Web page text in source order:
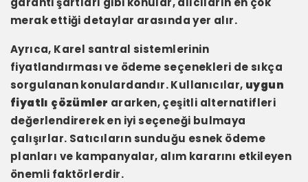
merak ettiği detaylar arasında yer alır.
Ayrıca, Karel santral sistemlerinin
fiyatlandırması ve ödeme seçenekleri de sıkça
sorgulanan konulardandır. Kullanıcılar, uygun
fiyatlı çözümler ararken, çeşitli alternatifleri
değerlendirerek en iyi seçeneği bulmaya
çalışırlar. Satıcıların sunduğu esnek ödeme
planları ve kampanyalar, alım kararını etkileyen
önemli faktörlerdir.